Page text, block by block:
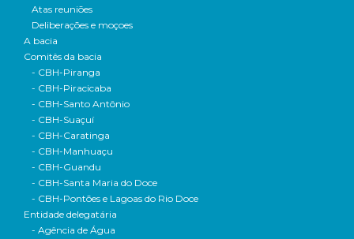
Atas reuniões
Deliberações e moçoes
A bacia
Comitês da bacia
- CBH-Piranga
- CBH-Piracicaba
- CBH-Santo Antônio
- CBH-Suaçuí
- CBH-Caratinga
- CBH-Manhuaçu
- CBH-Guandu
- CBH-Santa Maria do Doce
- CBH-Pontões e Lagoas do Rio Doce
Entidade delegatária
- Agência de Água